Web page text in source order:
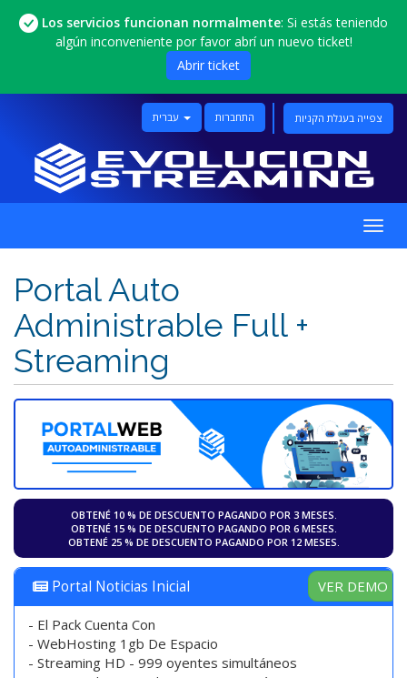
Los servicios funcionan normalmente: Si estás teniendo
algún inconveniente por favor abrí un nuevo ticket!
Abrir ticket
התחברות צפייה בעגלת הקניות
ניווט
Portal Auto
Administrable Full +
Streaming
OBTENÉ 10 % DE DESCUENTO PAGANDO POR 3 MESES.
OBTENÉ 15 % DE DESCUENTO PAGANDO POR 6 MESES.
OBTENÉ 25 % DE DESCUENTO PAGANDO POR 12 MESES.
Portal Noticias Inicial VER DEMO
- El Pack Cuenta Con
- WebHosting 1gb De Espacio
- Streaming HD - 999 oyentes simultáneos